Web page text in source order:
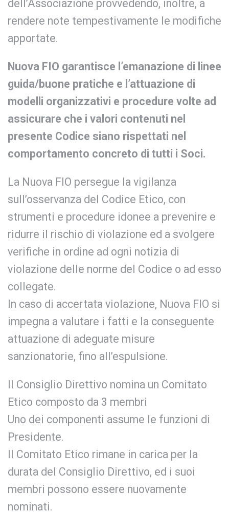
dell’Associazione provvedendo, inoltre, a
rendere note tempestivamente le modifiche
apportate.
Nuova FIO garantisce l’emanazione di linee
guida/buone pratiche e l’attuazione di
modelli organizzativi e procedure volte ad
assicurare che i valori contenuti nel
presente Codice siano rispettati nel
comportamento concreto di tutti i Soci.
La Nuova FIO persegue la vigilanza
sull’osservanza del Codice Etico, con
strumenti e procedure idonee a prevenire e
ridurre il rischio di violazione ed a svolgere
verifiche in ordine ad ogni notizia di
violazione delle norme del Codice o ad esso
collegate.
In caso di accertata violazione, Nuova FIO si
impegna a valutare i fatti e la conseguente
attuazione di adeguate misure
sanzionatorie, fino all’espulsione.
Il Consiglio Direttivo nomina un Comitato
Etico composto da 3 membri
Uno dei componenti assume le funzioni di
Presidente.
Il Comitato Etico rimane in carica per la
durata del Consiglio Direttivo, ed i suoi
membri possono essere nuovamente
nominati.